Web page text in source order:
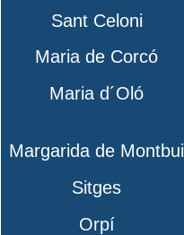
Sant Celoni
Maria de Corcó
Maria d´Oló
Margarida de Montbui
Sitges
Orpí